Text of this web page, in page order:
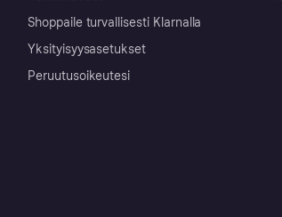
Shoppaile turvallisesti Klarnalla
Yksityisyysasetukset
Peruutusoikeutesi